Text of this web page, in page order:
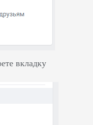
вкладку